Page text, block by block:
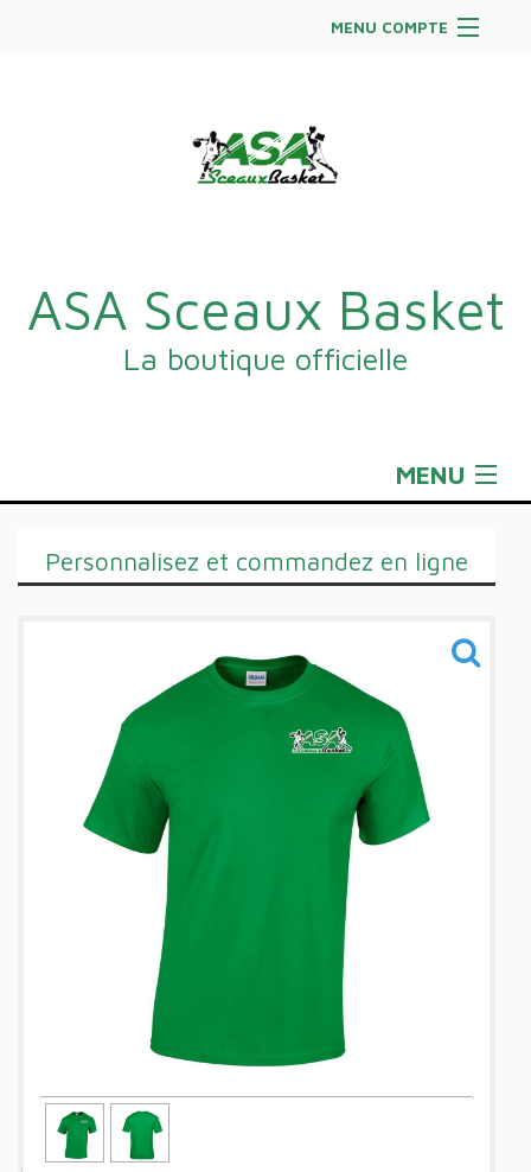
MENU COMPTE
Facebook
Se connecter
ASA Sceaux Basket
La boutique officielle
MENU
Training
Personnalisez et commandez en ligne